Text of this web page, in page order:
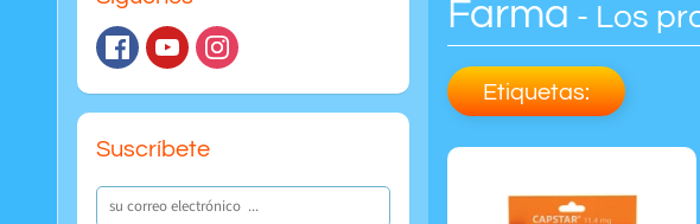
Suscríbete
Farma - Los
Etiquetas: